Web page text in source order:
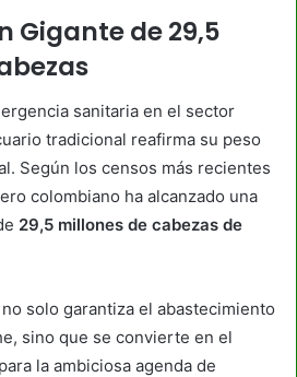
Gigante de 29,5
sanitaria en el sector
tradicional reafirma su peso
Según los censos más recientes
colombiano ha alcanzado una
29,5 millones de cabezas de
solo garantiza el abastecimiento
sino que se convierte en el
la ambiciosa agenda de